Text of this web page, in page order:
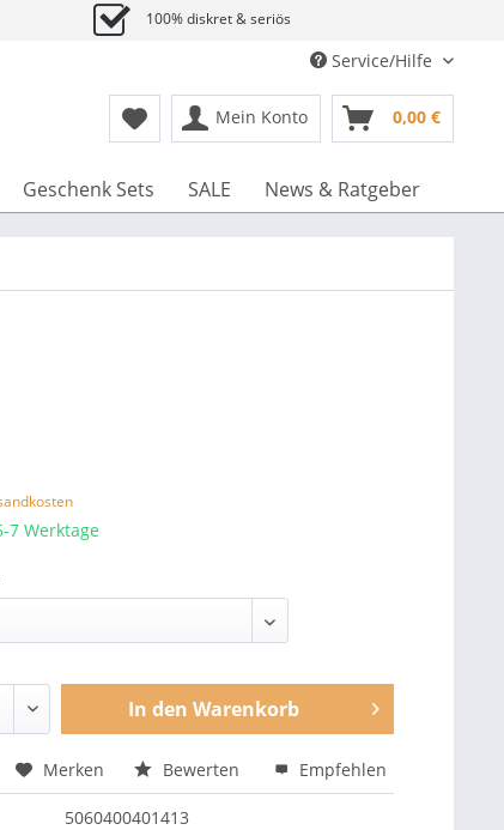
100% diskret & seriös
Service/Hilfe
Mein Konto 0,00 €
Geschenk Sets SALE News & Ratgeber
7 Werktage
In den Warenkorb
Merken Bewerten Empfehlen
5060400401413